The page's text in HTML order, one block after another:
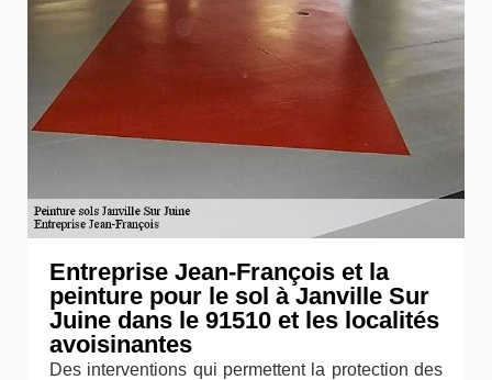
Entreprise Jean-François et la
peinture pour le sol à Janville Sur
Juine dans le 91510 et les localités
avoisinantes
Des interventions qui permettent la protection des